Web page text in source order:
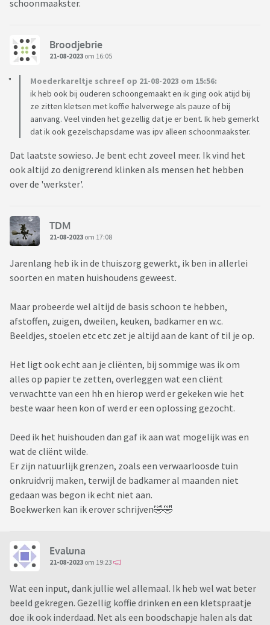
schoonmaakster.
Broodjebrie
21-08-2023 om 16:05
Moederkareltje schreef op 21-08-2023 om 15:56:
ik heb ook bij ouderen schoongemaakt en ik ging ook atijd bij
ze zitten kletsen met koffie halverwege als pauze of bij
aanvang. Veel vinden het gezellig dat je er bent. Ik heb gemerkt
dat ik ook gezelschapsdame was ipv alleen schoonmaakster.
Dat laatste sowieso. Je bent echt zoveel meer. Ik vind het
ook altijd zo denigrerend klinken als mensen het hebben
over de 'werkster'.
TDM
21-08-2023 om 17:08
Jarenlang heb ik in de thuiszorg gewerkt, ik ben in allerlei
soorten en maten huishoudens geweest.
Maar probeerde wel altijd de basis schoon te hebben,
afstoffen, zuigen, dweilen, keuken, badkamer en w.c.
Beeldjes, stoelen etc etc zet je altijd aan de kant of til je op.
Het ligt ook echt aan je cliënten, bij sommige was ik om
alles op papier te zetten, overleggen wat een cliënt
verwachtte van een hh en hierop werd er gekeken wie het
beste waar heen kon of werd er een oplossing gezocht.
Deed ik het huishouden dan gaf ik aan wat mogelijk was en
wat de cliënt wilde.
Er zijn natuurlijk grenzen, zoals een verwaarloosde tuin
onkruidvrij maken, terwijl de badkamer al maanden niet
gedaan was begon ik echt niet aan.
Boekwerken kan ik erover schrijven🤣🤣
Evaluna
21-08-2023 om 19:23
Wat een input, dank jullie wel allemaal. Ik heb wel wat beter
beeld gekregen. Gezellig koffie drinken en een kletspraatje
doe ik ook inderdaad. Net als een boodschapje halen als dat